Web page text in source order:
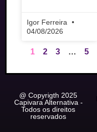
Igor Ferreira
04/08/2026
1 2 3 … 5
@ Copyrigth 2025
Capivara Alternativa -
Todos os direitos
reservados